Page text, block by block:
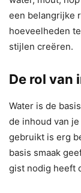
een belangrijke
hoeveelheden
stijlen creëren.
De rol van
Water is de
de inhoud van
gebruikt is erg
basis smaak
gist nodig heeft